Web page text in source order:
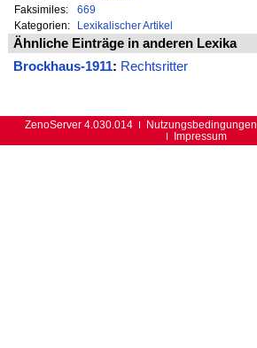
Faksimiles:
669
Kategorien:
Lexikalischer Artikel
Ähnliche Einträge in anderen Lexika
Brockhaus-1911: Rechtsritter
ZenoServer 4.030.014 Nutzungsbedingungen
Impressum